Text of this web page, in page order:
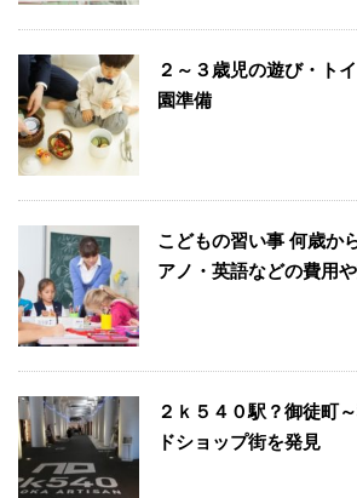
２～３歳児の遊び・ト
園準備
こどもの習い事 何歳か
アノ・英語などの費用
２ｋ５４０駅？御徒町
ドショップ街を発見